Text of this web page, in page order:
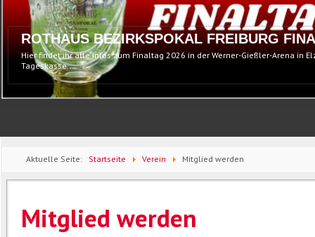
ROTHAUS BEZIRKSPOKAL FREIBURG
Hier findet ihr alle Infos zum Finaltag 2026 in der Werner-Gießler-Arena in
Tageskasse...
Aktuelle Seite: Startseite Verein Mitglied werden
Mitglied werden